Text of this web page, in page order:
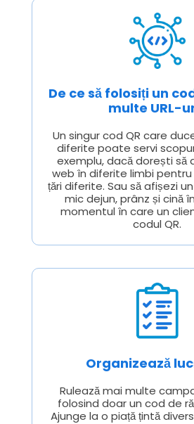
De ce să folosiți un
multe URL-
Un singur cod QR care
diferite poate servi
exemplu, dacă dorești să
web în diferite limbi
țări diferite. Sau să afișezi
mic dejun, prânz și cină
momentul în care un
codul QR.
Organizează
Rulează mai multe
folosind doar un cod de
Ajunge la o piață țintă